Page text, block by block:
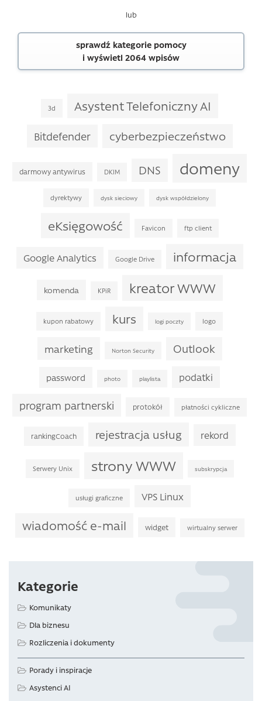
lub
sprawdź kategorie pomocy
i wyświetl 2064 wpisów
3d Asystent Telefoniczny AI
Bitdefender cyberbezpieczeństwo
darmowy antywirus DKIM DNS domeny
dyrektywy dysk sieciowy dysk współdzielony
eKsięgowość Favicon ftp client
Google Analytics Google Drive informacja
komenda KPiR kreator WWW
kupon rabatowy kurs logi poczty logo
marketing Norton Security Outlook
password photo playlista podatki
program partnerski protokół płatności cykliczne
rankingCoach rejestracja usług rekord
Serwery Unix strony WWW subskrypcja
usługi graficzne VPS Linux
wiadomość e-mail widget wirtualny serwer
Kategorie
Komunikaty
Dla biznesu
Rozliczenia i dokumenty
Porady i inspiracje
Asystenci AI